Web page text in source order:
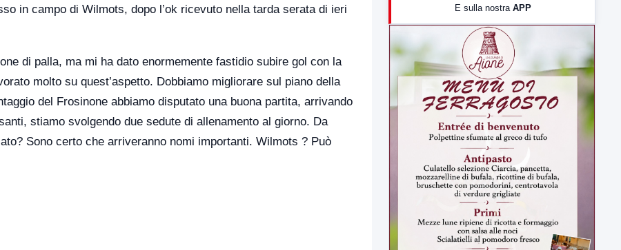
in campo di Wilmots, dopo l’ok ricevuto nella tarda serata di ieri
di palla, ma mi ha dato enormemente fastidio subire gol con la
molto su quest’aspetto. Dobbiamo migliorare sul piano della
del Frosinone abbiamo disputato una buona partita, arrivando
stiamo svolgendo due sedute di allenamento al giorno. Da
Sono certo che arriveranno nomi importanti. Wilmots ? Può
LabNews (replica)
E sulla nostra APP